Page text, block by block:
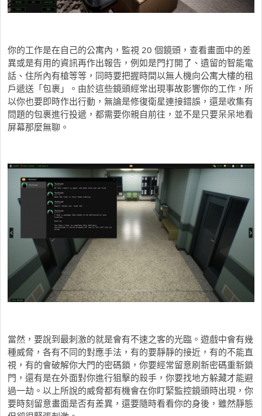
你的工作是在自己的公寓內，監視 20 個鏡頭，查看畫面中的差
異或是有用的資訊再作出報告，例如是門打開了、遺留的智能電
話、住所內有槍等等，同時要把握時間以無人機向公寓大樓的租
戶遞送「包裹」。由於這些鏡頭經常出現事故影響你的工作，所
以你也要即時作出行動，無論是修復衛星連接錯誤，還是收集有
問題的包裹進行投遞，都需要你親自前往，並不是只要呆呆地看
屏幕那麼無聊。
當然，要說到最刺激的就是會有不速之客的光臨。遊戲中會有幾
種威脅，各有不同的對應手法，有的要靜靜的接近，有的不能直
視，有的會破解你大門的密碼鎖，你要經常留意刷新密碼重新鎖
門，還有是在外面對你進行狙擊的殺手，你要找地方躲藏才能避
過一劫。以上所說的威脅都有機會在你盯緊監控鏡頭時出現，你
要時刻留意畫面是否有差異，還要隨時看看你的身後，雖然靜態